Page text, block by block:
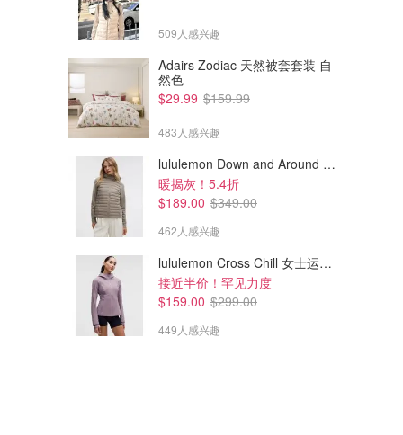
509人感兴趣
Adairs Zodiac 天然被套套装 自
然色
$29.99 $159.99
483人感兴趣
lululemon Down and Around 羽绒夹克
暖揭灰！5.4折
$189.00 $349.00
462人感兴趣
lululemon Cross Chill 女士运动外套
接近半价！罕见力度
$159.00 $299.00
449人感兴趣